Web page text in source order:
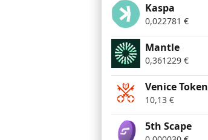
Kaspa
0,022781 €
Mantle
0,361229 €
Venice Token
10,13 €
5th Scape